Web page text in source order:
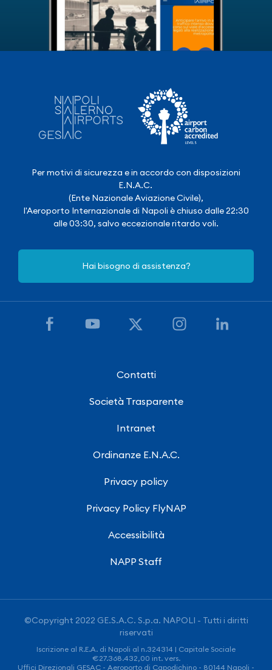
Per motivi di sicurezza e in accordo con disposizioni
E.N.A.C.
(Ente Nazionale Aviazione Civile),
l'Aeroporto Internazionale di Napoli è chiuso dalle 22:30
alle 03:30, salvo eccezionale ritardo voli.
Hai bisogno di assistenza?
Contatti
Società Trasparente
Intranet
Ordinanze E.N.A.C.
Privacy policy
Privacy Policy FlyNAP
Accessibilità
NAPP Staff
©Copyright 2022 GE.S.A.C. S.p.a. NAPOLI - Tutti i diritti
riservati
Iscrizione al R.E.A. di Napoli al n.324314 | Capitale Sociale
€27.368.432,00 int. vers.
Uffici Direzionali GESAC - Aeroporto di Capodichino - 80144 Napoli -